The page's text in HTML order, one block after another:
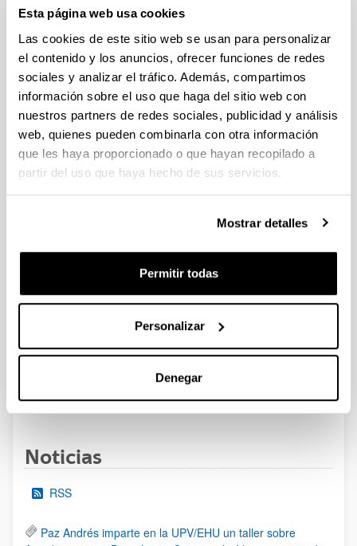
Esta página web usa cookies
Las cookies de este sitio web se usan para personalizar
el contenido y los anuncios, ofrecer funciones de redes
sociales y analizar el tráfico. Además, compartimos
información sobre el uso que haga del sitio web con
nuestros partners de redes sociales, publicidad y análisis
web, quienes pueden combinarla con otra información
que les haya proporcionado o que hayan recopilado a
partir del uso que haya hecho de sus servicios.
Mostrar detalles
Permitir todas
Personalizar
Denegar
FUNDACION LA CAIXA JUNIOR LEADER RETAINING
PROGRAMME 2027
Trámite abierto
CONVOCATORIA PARA LA CONTRATACIÓN DE
PERSONAL INVESTIGADOR DOCTOR EN LA UPV/EHU
(2026)
Trámite abierto (Plazo de presentación de solicitudes: 03/06/2026 -
25/06/2026 23:59)
CONVOCATORIA 2026-I PARA LA CONTRATACIÓN DE
PERSONAL INVESTIGADOR EN FORMACIÓN EN LA EHU
GRUPO/PROYECTO DE INVESTIGACIÓN
09/07/2026: Fase 2. Resolución Definitiva de concedidos y
denegados
Página
1 Página
2 Página
3 ...Páginas intermedias Use TAB
Página
95
Noticias
RSS
Paz Andrés imparte en la UPV/EHU un taller sobre